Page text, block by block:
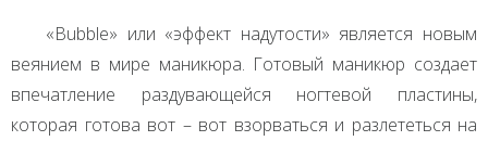
«Bubble» или «эффект надутости» является новым
веянием в мире маникюра. Готовый маникюр создает
впечатление раздувающейся ногтевой пластины,
которая готова вот – вот взорваться и разлететься на